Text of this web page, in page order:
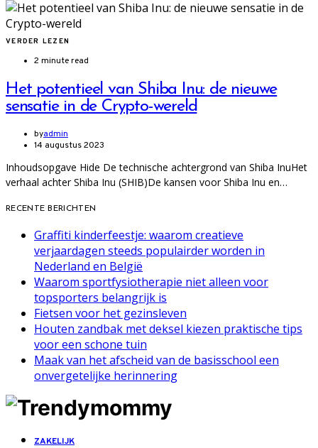
VERDER LEZEN
2 minute read
Het potentieel van Shiba Inu: de nieuwe
sensatie in de Crypto-wereld
byadmin
14 augustus 2023
Inhoudsopgave Hide De technische achtergrond van Shiba InuHet
verhaal achter Shiba Inu (SHIB)De kansen voor Shiba Inu en…
RECENTE BERICHTEN
Graffiti kinderfeestje: waarom creatieve
verjaardagen steeds populairder worden in
Nederland en België
Waarom sportfysiotherapie niet alleen voor
topsporters belangrijk is
Fietsen voor het gezinsleven
Houten zandbak met deksel kiezen praktische tips
voor een schone tuin
Maak van het afscheid van de basisschool een
onvergetelijke herinnering
ZAKELIJK